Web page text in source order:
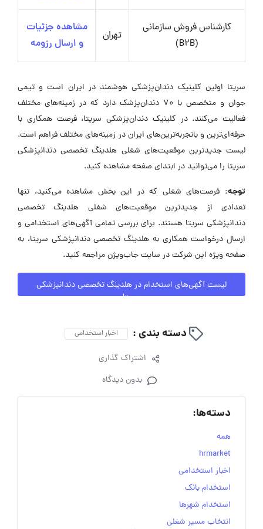
کارشناس فروش سازمانی
(B2B)
تهران
مشاهده جزئیات
و ارسال رزومه
سریتا اولین کلینیک دندان‌پزشکی هوشمند در ایران است و تیمی
جوان و متخصص با 70 دندان‌پزشک دارد که در زمینه‌های مختلف
فعالیت می‌کنند. در کلینیک دندان‌پزشکی سریتا، فرصت همکاری با
حرفه‌ای‌ترین و با‌تجربه‌ترین‌های ایران در زمینه‌های مختلف فراهم است.
لیست جدیدترین موقعیت‌های شغلی هلدینگ تخصصی دندانپزشکی
سریتا را می‌توانید در ابتدای صفحه مشاهده کنید.
توجه: فرصت‌های شغلی که در این بخش مشاهده می‌کنید، تنها
تعدادی از جدیدترین موقعیت‌های شغلی هلدینگ تخصصی
دندانپزشکی سریتا هستند. برای بررسی تمامی آگهی‌های استخدامی و
ارسال درخواست همکاری به هلدینگ تخصصی دندانپزشکی سریتا، به
صفحه ویژه این شرکت در سایت جاب‌ویژن مراجعه کنید.
لیست آگهی‌های استخدام در هلدینگ تخصصی دندانپزشکی
سریتا
دسته بندی : اخبار استخدامی
اشتراک گذاری
بدون دیدگاه
دسته‌ها:
همه
hrmarket
اخبار استخدامی
استخدام بانک
استخدام شهرها
انتخاب مسیر شغلی